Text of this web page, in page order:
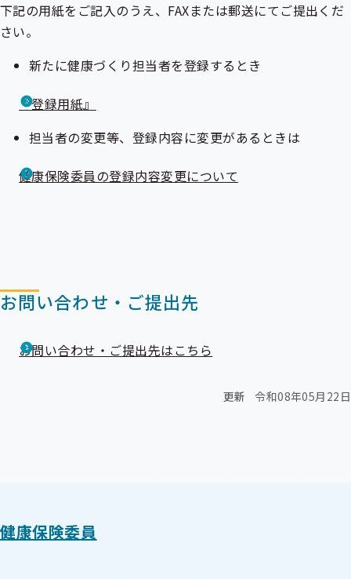
下記の用紙をご記入のうえ、FAXまたは郵送にてご提出くだ
さい。
新たに健康づくり担当者を登録するとき
『登録用紙』
担当者の変更等、登録内容に変更があるときは
健康保険委員の登録内容変更について
お問い合わせ・ご提出先
お問い合わせ・ご提出先はこちら
更新 令和08年05月22日
健康保険委員